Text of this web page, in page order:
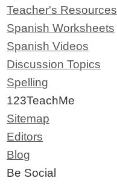
Teacher's Resources
Spanish Worksheets
Spanish Videos
Discussion Topics
Spelling
123TeachMe
Sitemap
Editors
Blog
Be Social